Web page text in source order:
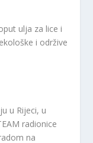
ulja za lice i
i održive
u Rijeci, u
radionice
na